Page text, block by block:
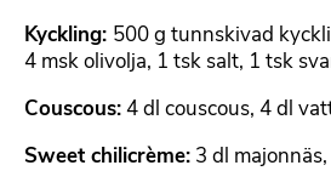
Kyckling: 500 g tunnskivad
4 msk olivolja, 1 tsk salt, 1 tsk
Couscous: 4 dl couscous, 4 dl
Sweet chilicrème: 3 dl